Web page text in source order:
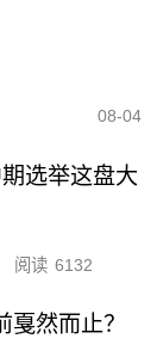
08-04
选举这盘大
阅读 6132
然而止？